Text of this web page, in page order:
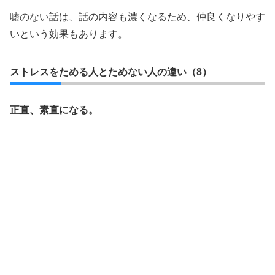
嘘のない話は、話の内容も濃くなるため、仲良くなりやす
いという効果もあります。
ストレスをためる人とためない人の違い（8）
正直、素直になる。